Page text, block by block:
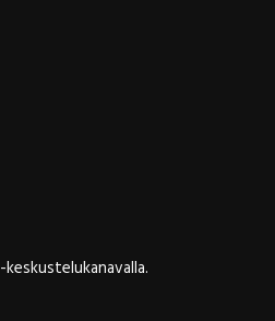
-keskustelukanavalla.